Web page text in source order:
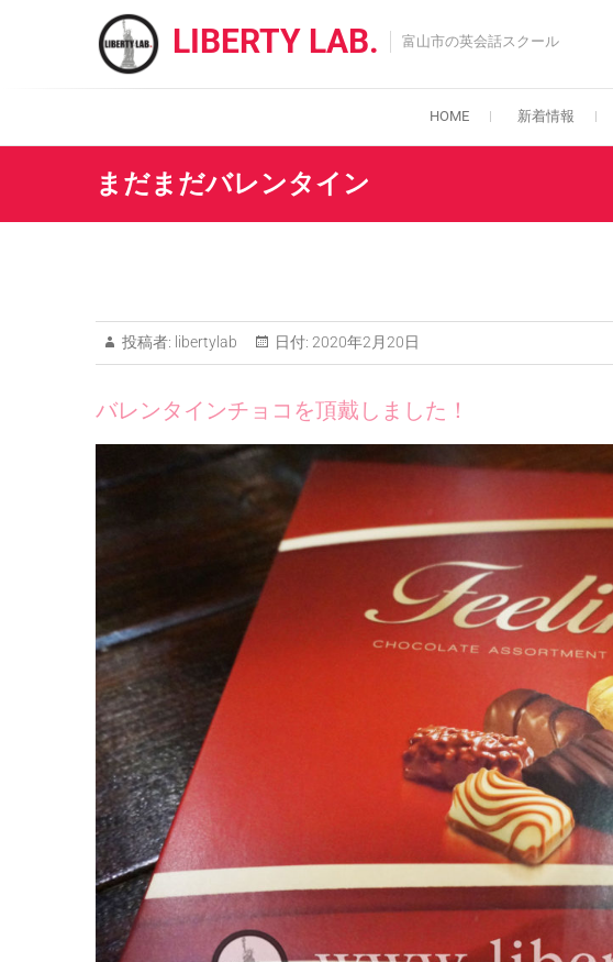
LIBERTY LAB. 富山市の英会話スクール
HOME 新着情報
まだまだバレンタイン
投稿者: libertylab 日付: 2020年2月20日
バレンタインチョコを頂戴しました！